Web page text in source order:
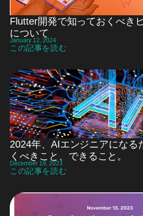
Flutter開発で知っておくべき
について
January 12, 2024
この記事を読む
2024年、AIエンジニアになる
くべきこと、できること。
December 19, 2023
この記事を読む